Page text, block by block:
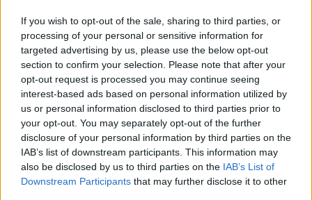
If you wish to opt-out of the sale, sharing to third parties, or
processing of your personal or sensitive information for
targeted advertising by us, please use the below opt-out
section to confirm your selection. Please note that after your
opt-out request is processed you may continue seeing
interest-based ads based on personal information utilized by
us or personal information disclosed to third parties prior to
your opt-out. You may separately opt-out of the further
disclosure of your personal information by third parties on the
IAB’s list of downstream participants. This information may
also be disclosed by us to third parties on the IAB’s List of
Downstream Participants that may further disclose it to other
Θρήνος στην Πάτρα: «Έσβησε» βρέφος μόλις οκτώ ημερών
7 Αυγούστου, 2026
Αρχεία UFO: Νέα ανατριχιαστικά βίντεο – Αθόρυβα ιπτάμενα
τρίγωνα και «αιωρούμενo» ανθρώπινo σώμα
Μαϊμού επιτέθηκε και τραυμάτισε 18 ανθρώπους στην
Ινδονησία